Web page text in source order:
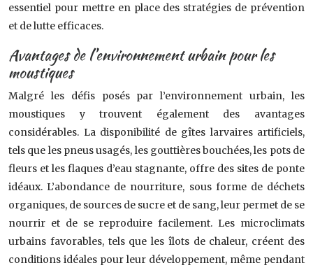
essentiel pour mettre en place des stratégies de prévention
et de lutte efficaces.
Avantages de l’environnement urbain pour les
moustiques
Malgré les défis posés par l’environnement urbain, les
moustiques y trouvent également des avantages
considérables. La disponibilité de gîtes larvaires artificiels,
tels que les pneus usagés, les gouttières bouchées, les pots de
fleurs et les flaques d’eau stagnante, offre des sites de ponte
idéaux. L’abondance de nourriture, sous forme de déchets
organiques, de sources de sucre et de sang, leur permet de se
nourrir et de se reproduire facilement. Les microclimats
urbains favorables, tels que les îlots de chaleur, créent des
conditions idéales pour leur développement, même pendant